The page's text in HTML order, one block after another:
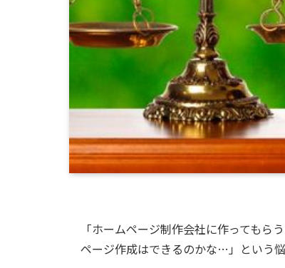
「ホームページ制作会社に作っても
ページ作成はできるのかな…」という